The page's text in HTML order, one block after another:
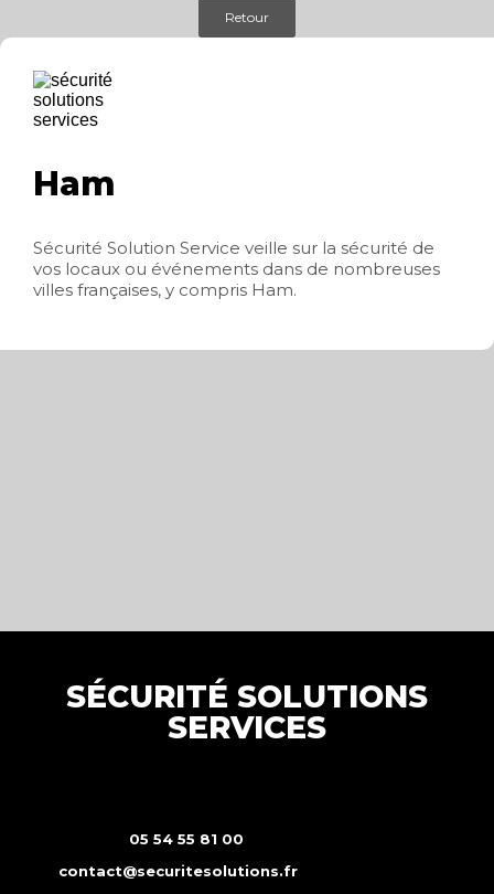
Retour
Ham
Sécurité Solution Service veille sur la sécurité de
vos locaux ou événements dans de nombreuses
villes françaises, y compris Ham.
SÉCURITÉ SOLUTIONS
SERVICES
05 54 55 81 00
contact@securitesolutions.fr